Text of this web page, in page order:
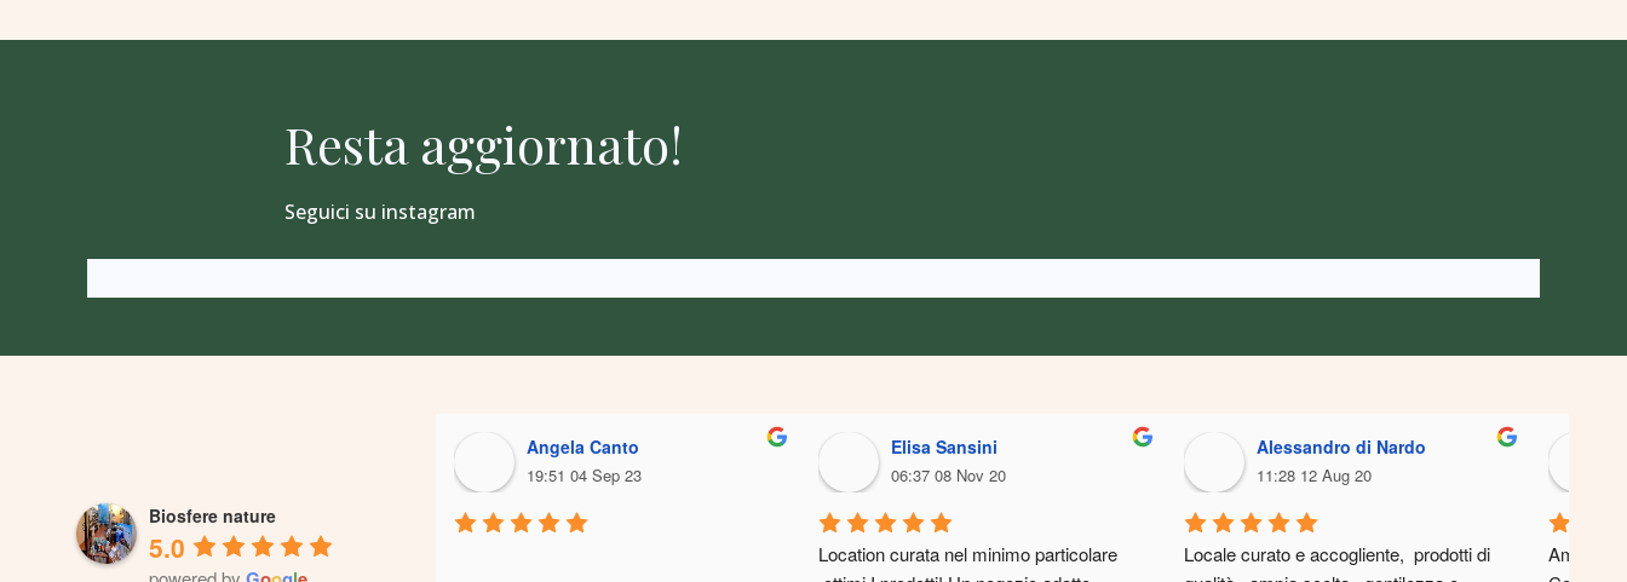
Resta aggiornato!
Seguici su instagram
Biosfere nature
5.0
Angela Canto
19:51 04 Sep 23
Elisa Sansini
06:37 08 Nov 20
Location curata nel minimo particolare
Alessandro di Nardo
11:28 12 Aug 20
Locale curato e accogliente,  prodotti di
Ampia